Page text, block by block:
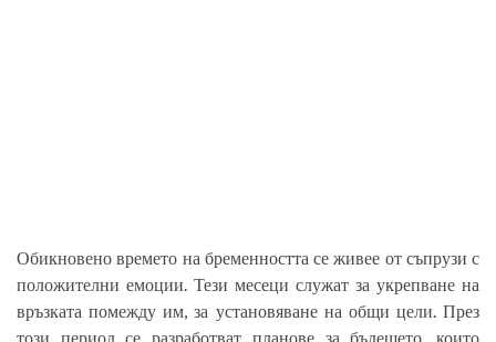
Обикновено времето на бременността се живее от съпрузи с
положителни емоции. Тези месеци служат за укрепване на
връзката помежду им, за установяване на общи цели. През
този период се разработват планове за бъдещето, които